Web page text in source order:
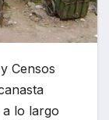
Censos
lo largo